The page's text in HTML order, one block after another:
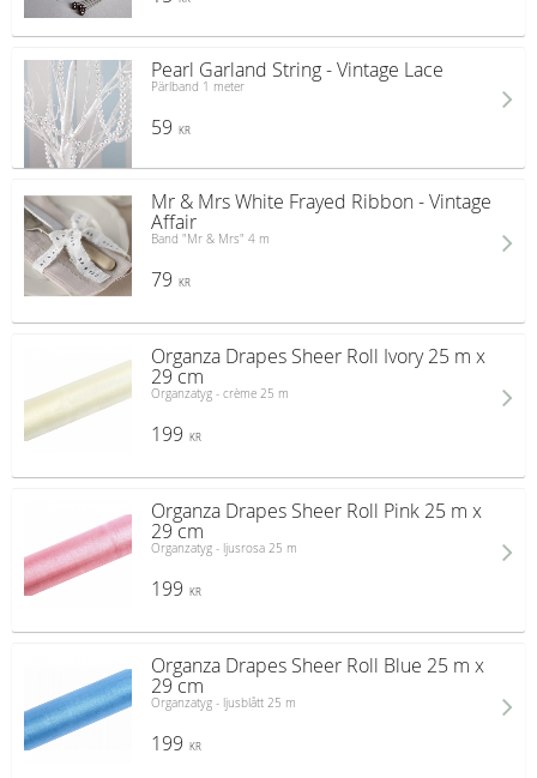
Pearl Garland String - Vintage Lace
Pärlband 1 meter
59 KR
Mr & Mrs White Frayed Ribbon - Vintage
Affair
Band "Mr & Mrs" 4 m
79 KR
Organza Drapes Sheer Roll Ivory 25 m x
29 cm
Organzatyg - crème 25 m
199 KR
Organza Drapes Sheer Roll Pink 25 m x
29 cm
Organzatyg - ljusrosa 25 m
199 KR
Organza Drapes Sheer Roll Blue 25 m x
29 cm
Organzatyg - ljusblått 25 m
199 KR